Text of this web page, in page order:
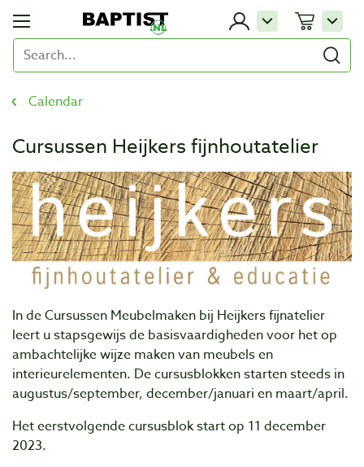
Calendar
Cursussen Heijkers fijnhoutatelier
In de Cursussen Meubelmaken bij Heijkers fijnatelier
leert u stapsgewijs de basisvaardigheden voor het op
ambachtelijke wijze maken van meubels en
interieurelementen. De cursusblokken starten steeds in
augustus/september, december/januari en maart/april.
Het eerstvolgende cursusblok start op 11 december
2023.